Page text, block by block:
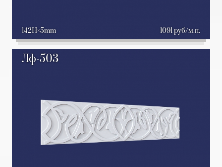
142H 5mm 1091 руб/м.п.
Лф-503